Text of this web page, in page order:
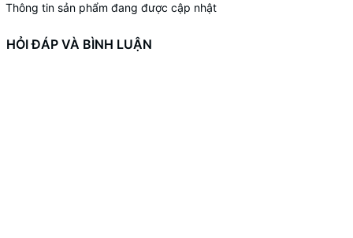
Thông tin sản phẩm đang được cập nhật
HỎI ĐÁP VÀ BÌNH LUẬN